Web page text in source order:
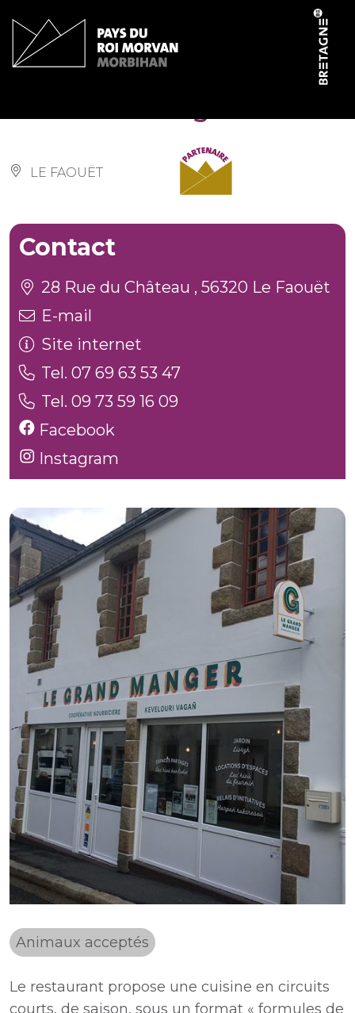
LE FAOUËT
Animaux acceptés
Le restaurant propose une cuisine en circuits
courts, de saison, sous un format « formules de
Contact
28 Rue du Château , 56320 Le Faouët
E-mail
Site internet
Tel. 07 69 63 53 47
Tel. 09 73 59 16 09
Facebook
Instagram